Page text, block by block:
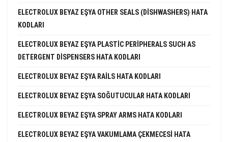
ELECTROLUX BEYAZ EŞYA OTHER SEALS (DISHWASHERS) HATA
KODLARI
ELECTROLUX BEYAZ EŞYA PLASTIC PERIPHERALS SUCH AS
DETERGENT DISPENSERS HATA KODLARI
ELECTROLUX BEYAZ EŞYA RAILS HATA KODLARI
ELECTROLUX BEYAZ EŞYA SOĞUTUCULAR HATA KODLARI
ELECTROLUX BEYAZ EŞYA SPRAY ARMS HATA KODLARI
ELECTROLUX BEYAZ EŞYA VAKUMLAMA ÇEKMECESI HATA